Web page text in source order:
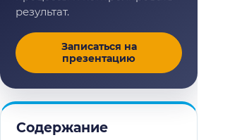
Содержание
результат.
Записаться на
презентацию